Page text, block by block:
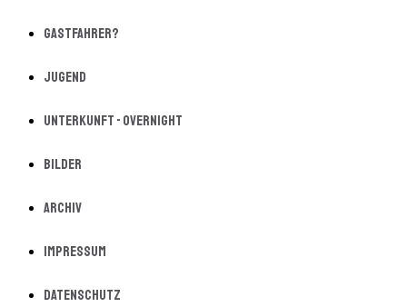
Gastfahrer?
Jugend
Unterkunft - Overnight
Bilder
Archiv
Impressum
Datenschutz